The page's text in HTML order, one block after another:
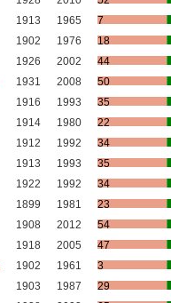
1913 1965
7
1902 1976
18
1926 2002
44
1931 2008
50
1916 1993
35
1914 1980
22
1912 1992
34
1913 1993
35
1922 1992
34
1899 1981
23
1908 2012
54
1918 2005
47
1902 1961
3
1903 1987
29